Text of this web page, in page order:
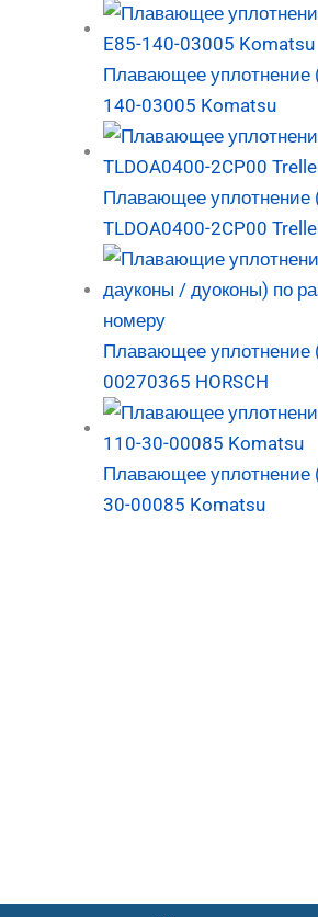
Плавающее уплотнение
140-03005 Komatsu
Плавающее уплотнение
TLDOA0400-2CP00
Плавающее уплотнение
00270365 HORSCH
Плавающее уплотнение
30-00085 Komatsu